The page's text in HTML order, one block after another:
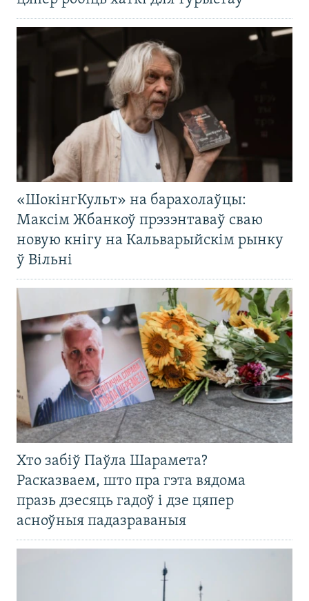
«ШокінгКульт» на барахолаўцы:
Максім Жбанкоў прэзэнтаваў сваю
новую кнігу на Кальварыйскім рынку
ў Вільні
Хто забіў Паўла Шарамета?
Расказваем, што пра гэта вядома
празь дзесяць гадоў і дзе цяпер
асноўныя падазраваныя